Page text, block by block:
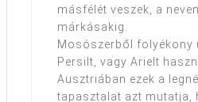
másfélét veszek, a
márkásakig.
Mosószerből folyékony
Persilt, vagy Arielt
Ausztriában ezek a
tapasztalat azt mutatja,